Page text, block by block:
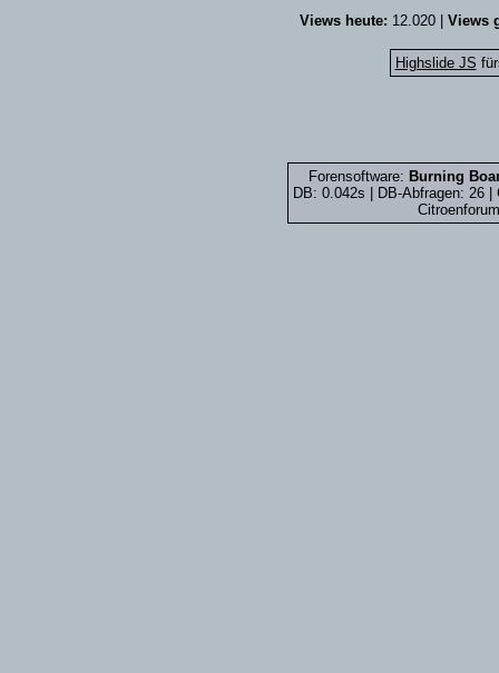
Views heute: 12.020 | Views
Highslide JS
Forensoftware: Burning
DB: 0.042s | DB-Abfragen: 26